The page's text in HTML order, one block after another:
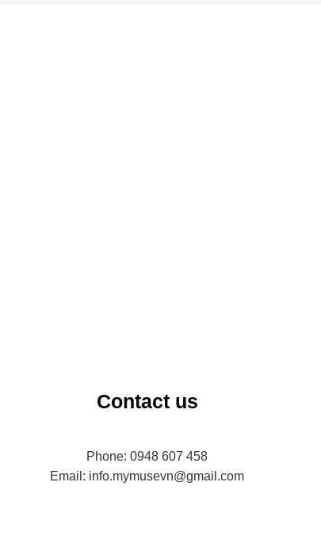
Contact us
Phone: 0948 607 458
Email: info.mymusevn@gmail.com